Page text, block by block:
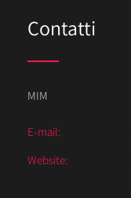
Contatti
MIM
E-mail:
Website: